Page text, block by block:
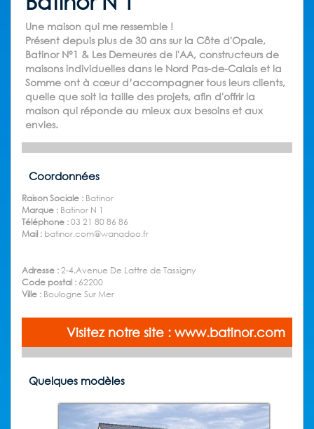
Une maison qui me ressemble !
Présent depuis plus de 30 ans sur la Côte d'Opale,
Batinor N°1 & Les Demeures de l'AA, constructeurs de
maisons individuelles dans le Nord Pas-de-Calais et la
Somme ont à cœur d’accompagner tous leurs clients,
quelle que soit la taille des projets, afin d'offrir la
maison qui réponde au mieux aux besoins et aux
envies.
Coordonnées
Raison Sociale : Batinor
Marque : Batinor N 1
Téléphone :03 21 80 86 86
Mail : batinor.com@wanadoo.fr
Adresse :2-4,Avenue De Lattre de Tassigny
Code postal : 62200
Ville : Boulogne Sur Mer
Visitez notre site : www.batinor.com
Quelques modèles